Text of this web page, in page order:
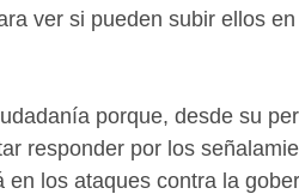
ver si pueden subir ellos
porque, desde su
responder por los
los ataques contra la